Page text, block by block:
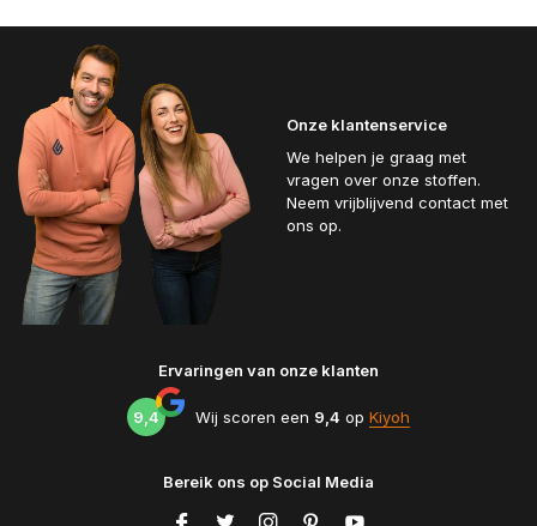
Onze klantenservice
We helpen je graag met
vragen over onze stoffen.
Neem vrijblijvend contact met
ons op.
Ervaringen van onze klanten
9,4 Wij scoren een 9,4 op Kiyoh
Bereik ons op Social Media